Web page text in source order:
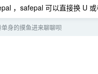
，safepal 可以直接换 U
身的摸鱼进来聊聊呗